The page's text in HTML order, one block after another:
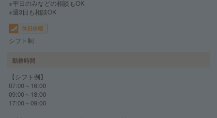
※平日のみなどの相談もOK
※週3日も相談OK
休日休暇
シフト制
勤務時間
【シフト例】
07:00～16:00
09:00～18:00
17:00～09:00